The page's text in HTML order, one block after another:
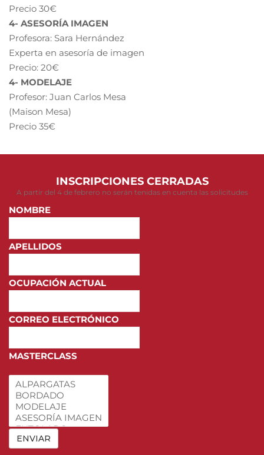
Precio 30€
4- ASESORÍA IMAGEN
Profesora: Sara Hernández
Experta en asesoría de imagen
Precio: 20€
4- MODELAJE
Profesor: Juan Carlos Mesa
(Maison Mesa)
Precio 35€
INSCRIPCIONES CERRADAS
A partir del 4 de febrero no serán tenidas en cuenta las solicitudes
NOMBRE
APELLIDOS
OCUPACIÓN ACTUAL
CORREO ELECTRÓNICO
MASTERCLASS
ENVIAR